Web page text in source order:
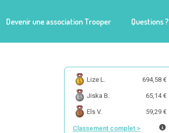
Devenir une association Trooper Questions ?
Lize L. 694,58 €
Jiska B. 65,14 €
Els V. 59,29 €
Classement complet >